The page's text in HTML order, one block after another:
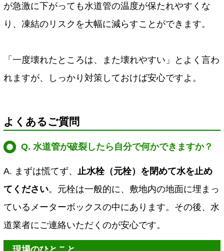
が急激に下がっても水道管の温度が保たれやすくな
り、凍結のリスクを大幅に減らすことができます。
「一度壊れたところは、また壊れやすい」とよく言わ
れますが、しっかり対策しておけば安心ですよ。
よくあるご質問
Q. 水道管が破裂したら自分で何かできますか？
A. まずは慌てず、 止水栓（元栓）を閉めて水を止め
てください。元栓は一般的に、敷地内の地面に埋まっ
ているメーターボックスの中にあります。その後、水
道業者にご連絡いただくのが安心です。